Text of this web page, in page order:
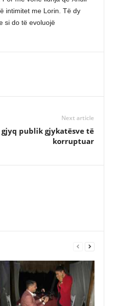
intimitet me Lorin. Të dy
si do të evoluojë
Next article
gjyq publik gjykatësve të
korruptuar